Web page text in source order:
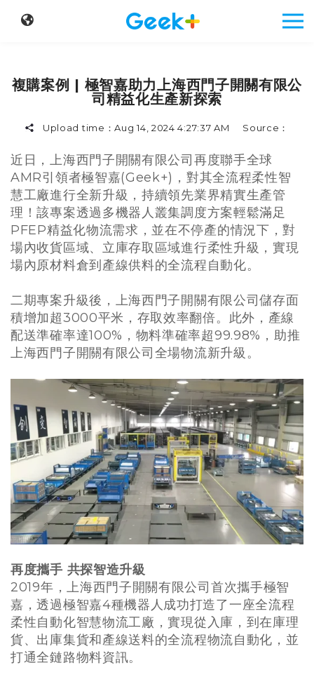
複購案例 | 極智嘉助力上海西門子開關有限公
司精益化生產新探索
Upload time：Aug 14, 2024 4:27:37 AM Source：
近日，上海西門子開關有限公司再度聯手全球
AMR引領者極智嘉(Geek+)，對其全流程柔性智
慧工廠進行全新升級，持續領先業界精實生產管
理！該專案透過多機器人叢集調度方案輕鬆滿足
PFEP精益化物流需求，並在不停產的情況下，對
場內收貨區域、立庫存取區域進行柔性升級，實現
場內原材料倉到產線供料的全流程自動化。
二期專案升級後，上海西門子開關有限公司儲存面
積增加超3000平米，存取效率翻倍。此外，產線
配送準確率達100%，物料準確率超99.98%，助推
上海西門子開關有限公司全場物流新升級。
再度攜手 共探智造升級
2019年，上海西門子開關有限公司首次攜手極智
嘉，透過極智嘉4種機器人成功打造了一座全流程
柔性自動化智慧物流工廠，實現從入庫，到在庫理
貨、出庫集貨和產線送料的全流程物流自動化，並
打通全鏈路物料資訊。